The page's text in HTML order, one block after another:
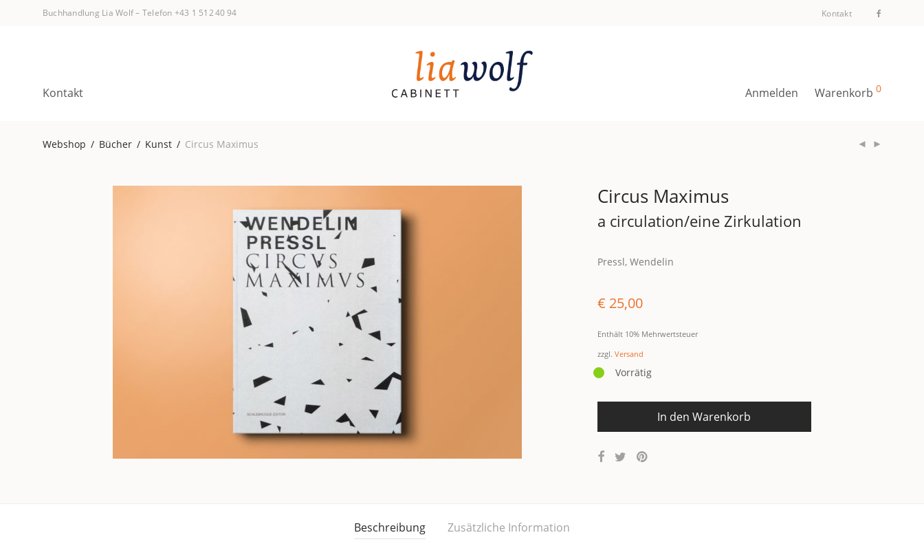
Buchhandlung Lia Wolf– Telefon +43 1 512 40 94 Kontakt
Kontakt Anmelden Warenkorb 0
Webshop / Bücher / Kunst / Circus Maximus
Circus Maximus
a circulation/eine Zirkulation
Pressl, Wendelin
€ 25,00
Enthält 10% Mehrwertsteuer
zzgl. Versand
Vorrätig
In den Warenkorb
Beschreibung Zusätzliche Information